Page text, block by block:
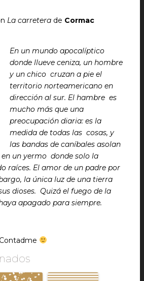
La carretera de Cormac
En un mundo apocalíptico
donde llueve ceniza, un hombre
y un chico cruzan a pie el
territorio norteamericano en
dirección al sur. El hambre es
mucho más que una
preocupación diaria: es la
medida de todas las cosas, y
las bandas de caníbales asolan
un yermo donde solo la
raíces. El amor de un padre por
la única luz de una tierra
dioses. Quizá el fuego de la
apagado para siempre.